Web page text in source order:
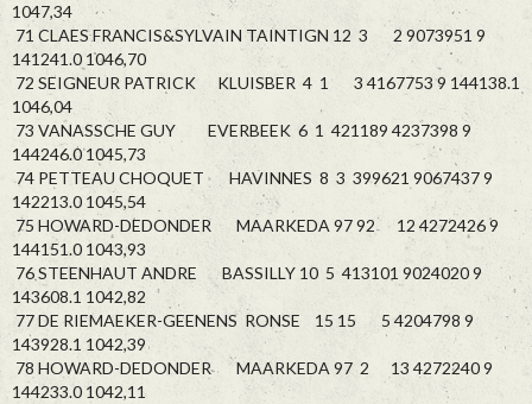
1047,34
71 CLAES FRANCIS&SYLVAIN TAINTIGN 12 3 2 9073951 9
141241.0 1046,70
72 SEIGNEUR PATRICK KLUISBER 4 1 3 4167753 9 144138.1
1046,04
73 VANASSCHE GUY EVERBEEK 6 1 421189 4237398 9
144246.0 1045,73
74 PETTEAU CHOQUET HAVINNES 8 3 399621 9067437 9
142213.0 1045,54
75 HOWARD-DEDONDER MAARKEDA 97 92 12 4272426 9
144151.0 1043,93
76 STEENHAUT ANDRE BASSILLY 10 5 413101 9024020 9
143608.1 1042,82
77 DE RIEMAEKER-GEENENS RONSE 15 15 5 4204798 9
143928.1 1042,39
78 HOWARD-DEDONDER MAARKEDA 97 2 13 4272240 9
144233.0 1042,11